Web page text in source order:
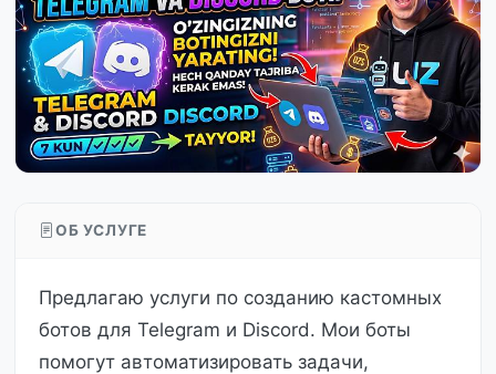
ОБ УСЛУГЕ
Предлагаю услуги по созданию кастомных
ботов для Telegram и Discord. Мои боты
помогут автоматизировать задачи,